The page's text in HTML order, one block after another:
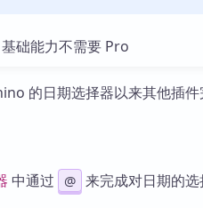
础能力不需要 Pro
的日期选择器以来其他插
中通过 @ 来完成对日期的